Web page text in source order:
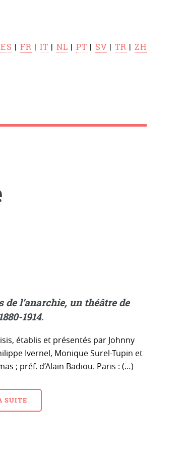
ES | FR | IT | NL | PT | SV | TR | ZH
de l’anarchie, un théâtre de
1914.
établis et présentés par Johnny
Ivernel, Monique Surel-Tupin et
; préf. d’Alain Badiou. Paris : (…)
SUITE